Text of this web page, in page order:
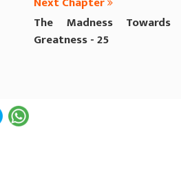
The Madness Towards
Greatness - 25